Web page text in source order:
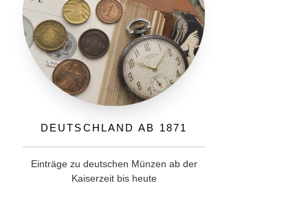
Deutschland ab 1871
Einträge zu deutschen Münzen ab der
Kaiserzeit bis heute